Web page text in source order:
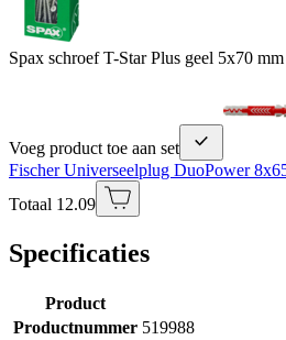
Spax schroef T-Star Plus geel 5x70
Voeg product toe aan set
Fischer Universeelplug DuoPower
Totaal 12.09
Specificaties
Product
Productnummer 519988